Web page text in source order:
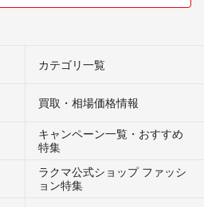
カテゴリ一覧
買取・相場価格情報
キャンペーン一覧・おすすめ
特集
ラクマ公式ショップ ファッシ
ョン特集